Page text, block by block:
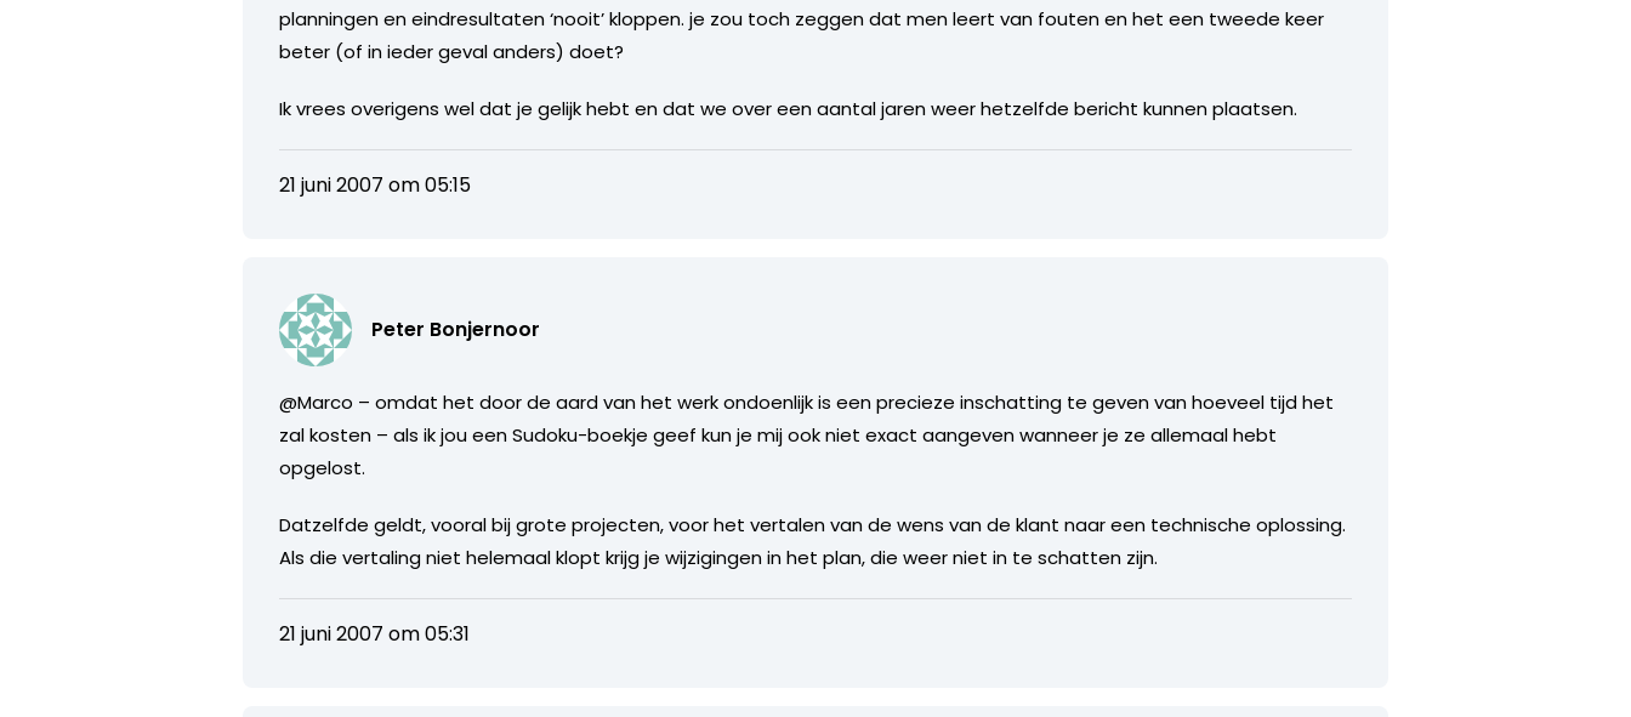
planningen en eindresultaten ‘nooit’ kloppen. je zou toch zeggen dat men leert van fouten en het een tweede keer
beter (of in ieder geval anders) doet?
Ik vrees overigens wel dat je gelijk hebt en dat we over een aantal jaren weer hetzelfde bericht kunnen plaatsen.
21 juni 2007 om 05:15
Peter Bonjernoor
@Marco – omdat het door de aard van het werk ondoenlijk is een precieze inschatting te geven van hoeveel tijd het
zal kosten – als ik jou een Sudoku-boekje geef kun je mij ook niet exact aangeven wanneer je ze allemaal hebt
opgelost.
Datzelfde geldt, vooral bij grote projecten, voor het vertalen van de wens van de klant naar een technische oplossing.
Als die vertaling niet helemaal klopt krijg je wijzigingen in het plan, die weer niet in te schatten zijn.
21 juni 2007 om 05:31